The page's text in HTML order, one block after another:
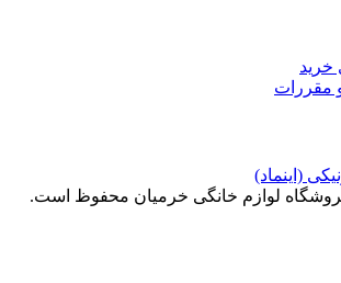
خرید
مقررات
لوازم خانگی خرمیان محفوظ است.